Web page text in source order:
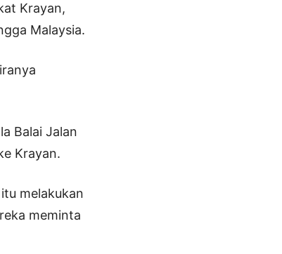
Krayan,
Malaysia.
Balai Jalan
Krayan.
melakukan
meminta